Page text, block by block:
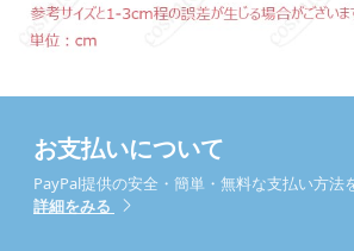
お支払いについて
PayPal提供の安全・簡単・無料な支払い方法
詳細をみる